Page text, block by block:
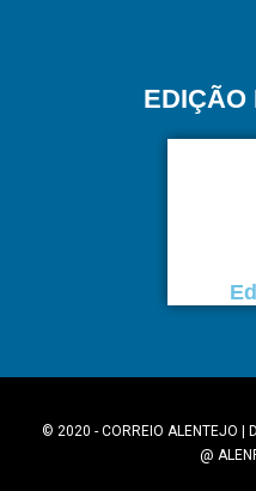
EDIÇÃO
© 2020 - CORREIO ALENTEJO |
@